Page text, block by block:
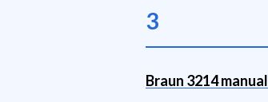
3
Braun 3214 manual